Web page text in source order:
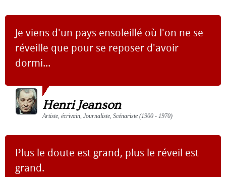
Je viens d'un pays ensoleillé où l'on ne se
réveille que pour se reposer d'avoir
dormi...
Henri Jeanson
Artiste, écrivain, Journaliste, Scénariste (1900 - 1970)
Plus le doute est grand, plus le réveil est
grand.